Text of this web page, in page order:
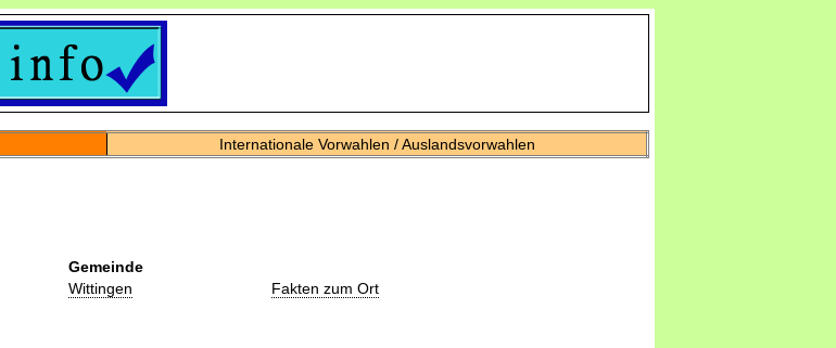
Internationale Vorwahlen / Auslandsvorwahlen
Gemeinde
Wittingen Fakten zum Ort